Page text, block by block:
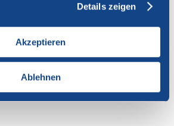
Details zeigen
Akzeptieren
Ablehnen
SWISSCOFEL, vous pouvez vous
d'utilisateur et le mot de passe pour
page.
d'accès, vous pouvez demander par e-mail
secrétariat.